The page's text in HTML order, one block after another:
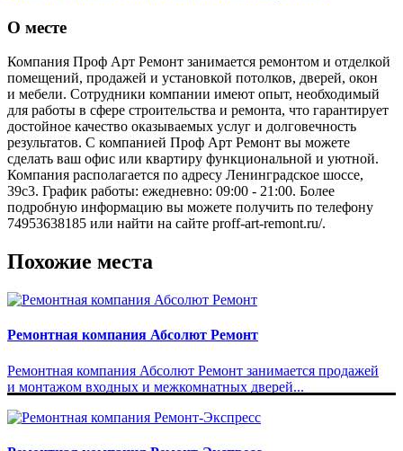
электроинструментов
О месте
Компания Проф Арт Ремонт занимается ремонтом и отделкой
помещений, продажей и установкой потолков, дверей, окон
и мебели. Сотрудники компании имеют опыт, необходимый
для работы в сфере строительства и ремонта, что гарантирует
достойное качество оказываемых услуг и долговечность
результатов. C компанией Проф Арт Ремонт вы можете
сделать ваш офис или квартиру функциональной и уютной.
Компания располагается по адресу Ленинградское шоссе,
39с3. График работы: ежедневно: 09:00 - 21:00. Более
подробную информацию вы можете получить по телефону
74953638185 или найти на сайте proff-art-remont.ru/.
Похожие места
Ремонтная компания Абсолют Ремонт
Ремонтная компания Абсолют Ремонт занимается продажей
и монтажом входных и межкомнатных дверей...